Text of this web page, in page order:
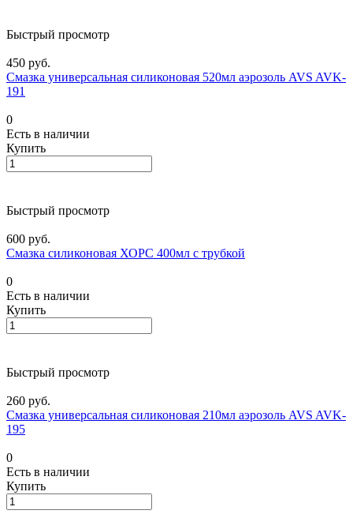
Быстрый просмотр
450 руб.
Смазка универсальная силиконовая 520мл аэрозоль AVS AVK-
191
0
Есть в наличии
Купить
Быстрый просмотр
600 руб.
Смазка силиконовая ХОРС 400мл с трубкой
0
Есть в наличии
Купить
Быстрый просмотр
260 руб.
Смазка универсальная силиконовая 210мл аэрозоль AVS AVK-
195
0
Есть в наличии
Купить